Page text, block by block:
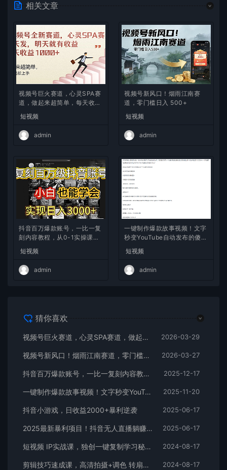
相关文章
视频号巨火赛道，心灵SPA赛
道，做起来超简单，每天收益
800+
短视频
admin
视频号新风口！烟雨江南赛
道，零门槛日入 500+
短视频
admin
抖音百万爆款账号，一比一复
刻内容教程，从0-1实操课，
入10w+
短视频
admin
一键制作爆款故事视频！文字
秒变YouTube自动发布的傻瓜
短视频
admin
猜你喜欢
视频号巨火赛道，心灵SPA赛道，做起来超简单，每天收益800+ 2026-03-29
视频号新风口！烟雨江南赛道，零门槛日入 500+ 2026-03-27
抖音百万爆款账号，一比一复刻内容教程，从0-1实操课，小白也能学会，复制爆款，月入10w+ 2025-12-17
一键制作爆款故事视频！文字秒变YouTube自动发布的傻瓜式教程 2025-11-20
抖音小游戏，日收益2000+暴利逆袭 2025-06-17
2025最新暴利项目！抖音无人直播躺赚攻略！抖音无人直播3.0玩法！0门槛… 2025-06-17
短视频 IP实战课，独创一键复制学习秘籍，转战新领域，月赚五万轻松行 2024-08-17
剪辑技巧速成课，高清拍摄+调色 转扇子，建筑-抠图精通，新手秒变剪辑专家 2024-08-17